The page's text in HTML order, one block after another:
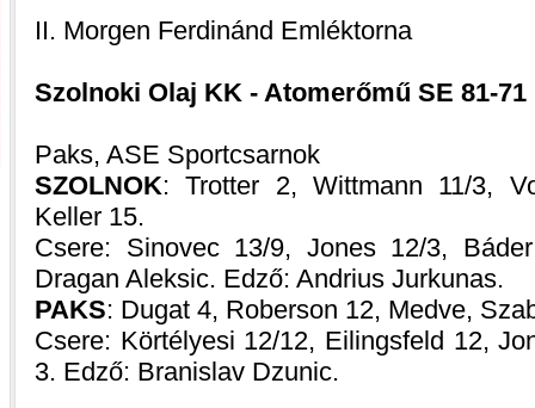
II. Morgen Ferdinánd Emléktorna
Szolnoki Olaj KK - Atomerőmű SE 81-71
Paks, ASE Sportcsarnok
SZOLNOK: Trotter 2, Wittmann 11/3,
Keller 15.
Csere: Sinovec 13/9, Jones 12/3,
Dragan Aleksic. Edző: Andrius Jurkunas.
PAKS: Dugat 4, Roberson 12, Medve,
Csere: Körtélyesi 12/12, Eilingsfeld 12,
3. Edző: Branislav Dzunic.